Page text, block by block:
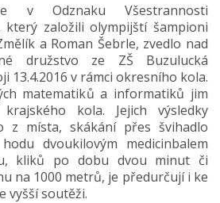
v Odznaku Všestrannosti
který založili olympijští šampioni
a Roman Šebrle, zvedlo nad
družstvo ze ZŠ Buzulucká
13.4.2016 v rámci okresního kola.
matematiků a informatiků jim
kola. Jejich výsledky
z místa, skákání přes švihadlo
dvoukilovým medicinbalem
kliků po dobu dvou minut či
na 1000 metrů, je předurčují i ke
vyšší soutěži.